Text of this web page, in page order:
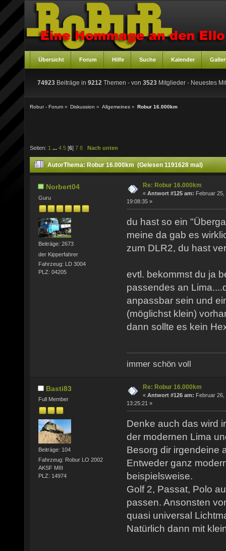
Übersicht Forum Hilfe Suche Kalender
74923 Beiträge in 9212 Themen - von 3523 Mitglieder - Neuestes
Robur - Forum » Diskussion » Allgemeines » Robur 16.000km
Seiten: 1 ... 4 5 [6] 7 8 Nach unten
AutorThema: Robur 16.000km (Gelesen 1191628 mal)
Norbert04
Guru
Beiträge: 2673
der Kipperfahrer
Fahrzeug: LD 3004
PLZ: 04205
Re: Robur 16.000km
« Antwort #125 am: Februar 25,
19:08:35 »
du hast so ein
meine da gab es
zum DLR2, du hast
evtl. bekommst du ja
passendes an
anpassbar sein und
(möglichst klein)
dann sollte es kein
immer schön voll
Basti83
Full Member
Beiträge: 104
Fahrzeug: Robur LO 2002
AKSF MIII
PLZ: 14974
Re: Robur 16.000km
« Antwort #126 am: Februar 26,
13:25:21 »
Denke auch das wird
der modernen Lima
Besorg dir irgendeine
Entweder ganz
beispielsweise.
Golf 2, Passat, Polo
passen. Ansonsten
quasi universal
Natürlich dann mit